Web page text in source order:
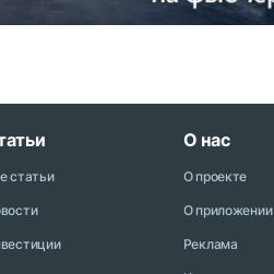
статьи
О нас
О проекте
О приложении
Реклама